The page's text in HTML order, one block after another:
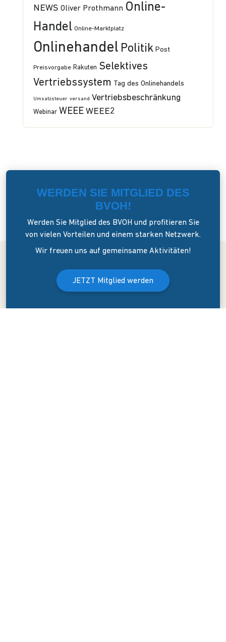
NEWS Oliver Prothmann Online-
Handel Online-Marktplatz
Onlinehandel Politik Post
Preisvorgabe Rakuten Selektives
Vertriebssystem Tag des Onlinehandels
Umsatzsteuer versand Vertriebsbeschränkung
Webinar WEEE WEEE2
WERDEN SIE MITGLIED DES
BVOH!
Werden Sie Mitglied des BVOH und profitieren Sie
von vielen Vorteilen und einem starken Netzwerk.
Wir freuen uns auf gemeinsame Aktivitäten!
JETZT Mitglied werden